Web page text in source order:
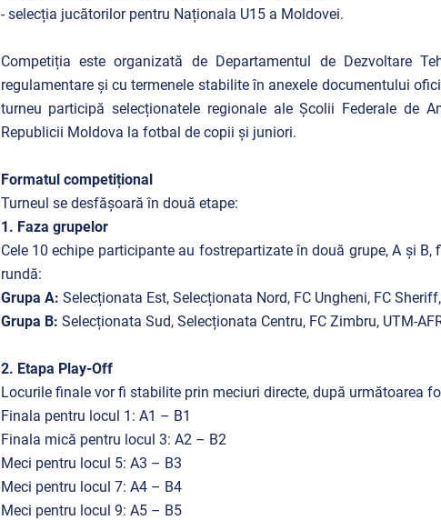
- selecția jucătorilor pentru Naționala U15 a Moldovei.
Competiția este organizată de Departamentul de Dezvoltare
regulamentare și cu termenele stabilite în anexele documentului
turneu participă selecționatele regionale ale Școlii Federale de
Republicii Moldova la fotbal de copii și juniori.
Formatul competițional
Turneul se desfășoară în două etape:
1. Faza grupelor
Cele 10 echipe participante au fostrepartizate în două grupe, A și
rundă:
Grupa A: Selecționata Est, Selecționata Nord, FC Ungheni, FC
Grupa B: Selecționata Sud, Selecționata Centru, FC Zimbru, UTM-
2. Etapa Play-Off
Locurile finale vor fi stabilite prin meciuri directe, după următoarea
Finala pentru locul 1: A1 – B1
Finala mică pentru locul 3: A2 – B2
Meci pentru locul 5: A3 – B3
Meci pentru locul 7: A4 – B4
Meci pentru locul 9: A5 – B5